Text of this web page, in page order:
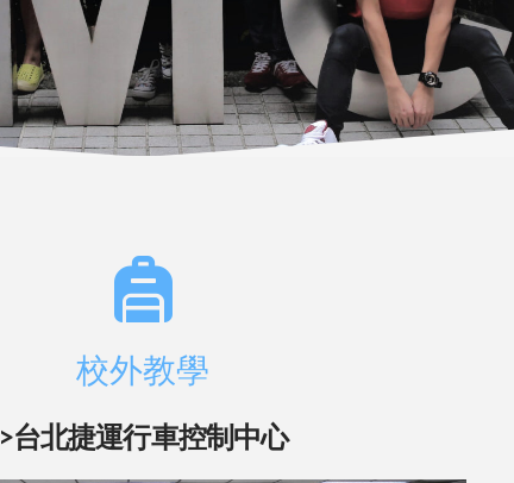
校外教學
>台北捷運行車控制中心